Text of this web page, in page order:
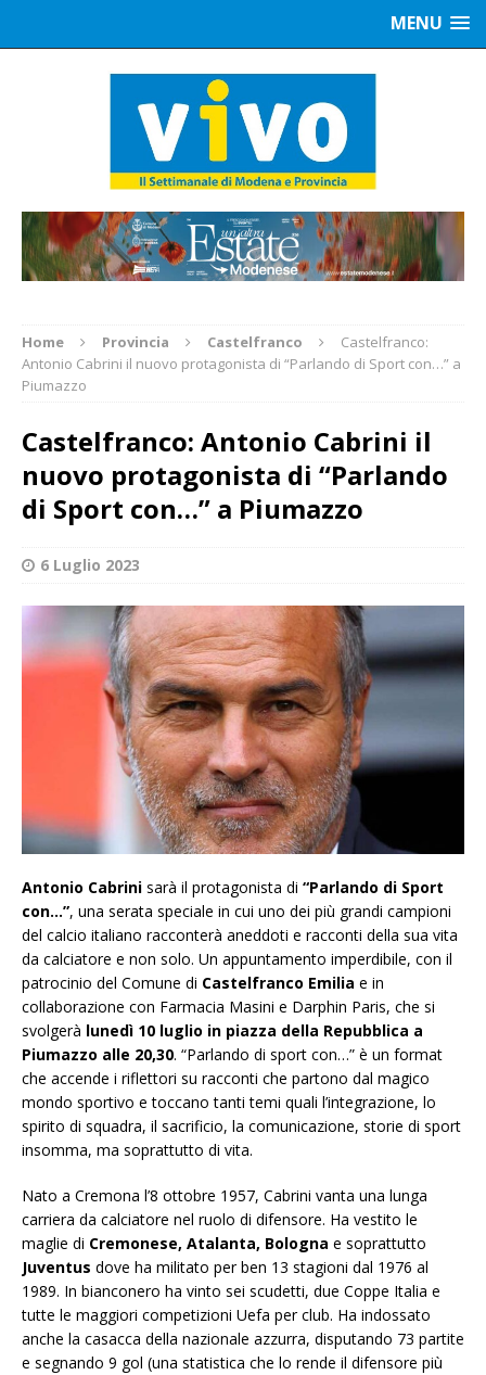
MENU
Home Provincia Castelfranco
Castelfranco:
Antonio Cabrini il nuovo protagonista di “Parlando di Sport con…” a
Piumazzo
Castelfranco: Antonio Cabrini il
nuovo protagonista di “Parlando
di Sport con…” a Piumazzo
6 Luglio 2023
Antonio Cabrini sarà il protagonista di “Parlando di Sport
con…”, una serata speciale in cui uno dei più grandi campioni
del calcio italiano racconterà aneddoti e racconti della sua vita
da calciatore e non solo. Un appuntamento imperdibile, con il
patrocinio del Comune di Castelfranco Emilia e in
collaborazione con Farmacia Masini e Darphin Paris, che si
svolgerà lunedì 10 luglio in piazza della Repubblica a
Piumazzo alle 20,30. “Parlando di sport con…” è un format
che accende i riflettori su racconti che partono dal magico
mondo sportivo e toccano tanti temi quali l’integrazione, lo
spirito di squadra, il sacrificio, la comunicazione, storie di sport
insomma, ma soprattutto di vita.
Nato a Cremona l’8 ottobre 1957, Cabrini vanta una lunga
carriera da calciatore nel ruolo di difensore. Ha vestito le
maglie di Cremonese, Atalanta, Bologna e soprattutto
Juventus dove ha militato per ben 13 stagioni dal 1976 al
1989. In bianconero ha vinto sei scudetti, due Coppe Italia e
tutte le maggiori competizioni Uefa per club. Ha indossato
anche la casacca della nazionale azzurra, disputando 73 partite
e segnando 9 gol (una statistica che lo rende il difensore più